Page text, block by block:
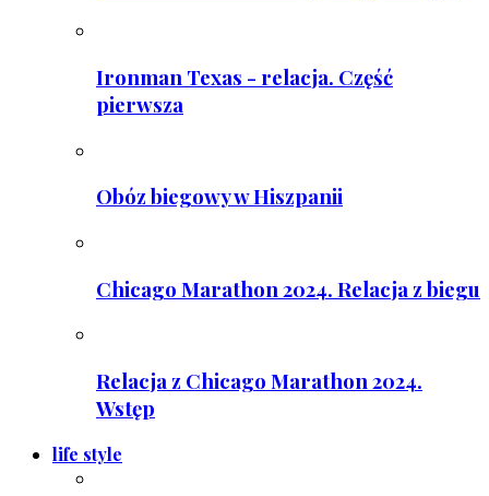
Ironman Texas - relacja. Część
pierwsza
Obóz biegowy w Hiszpanii
Chicago Marathon 2024. Relacja z biegu
Relacja z Chicago Marathon 2024.
Wstęp
life style